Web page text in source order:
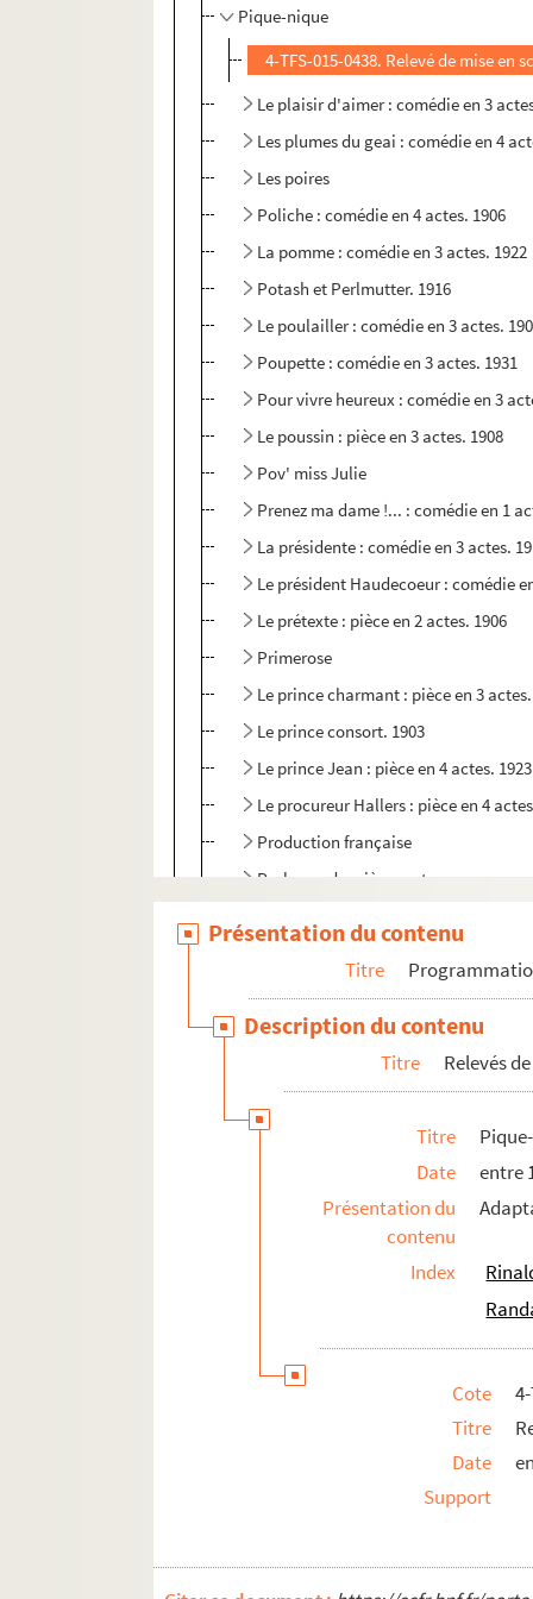
Pique-nique
4-TFS-015-0438. Relevé de mise en
Le plaisir d'aimer : comédie en 3
Les plumes du geai : comédie en 4
Les poires
Poliche : comédie en 4 actes. 1906
La pomme : comédie en 3 actes. 1922
Potash et Perlmutter. 1916
Le poulailler : comédie en 3 actes.
Poupette : comédie en 3 actes. 1931
Pour vivre heureux : comédie en 3
Le poussin : pièce en 3 actes. 1908
Pov' miss Julie
Prenez ma dame !... : comédie en 1
La présidente : comédie en 3 actes.
Le président Haudecoeur : comédie
Le prétexte : pièce en 2 actes. 1906
Primerose
Le prince charmant : pièce en 3
Le prince consort. 1903
Le prince Jean : pièce en 4 actes. 1923
Le procureur Hallers : pièce en 4
Production française
Prologue deuxième acte
Le quadrille : 2 actes. 1902
Quadrille : comédie en 6 actes. 1937
Quand il y en a pour deux : comédie
La 40 C.V. du roi : comédie en 3 actes.
Quart de soupir : fantaisie en 1 acte.
Qu'en dit l'abbé ? : opérette en 3
Que Suzanne n'en sache rien. 1899
Qui a peur de Virginia Woolf ? 1964
Le rabatteur : comédie en 3 actes.
La race : pièce en 3 actes. 1917
La rafale : pièce en 3 actes. 1905
Raffles : pièce en 4 actes. 1907
La rampe : pièce en 3 actes. 1909
Présentation du contenu
Titre
Description du contenu
Titre Relevés
Titre
Date
entre
Présentation du
contenu
Index
Cote
Titre
Date
Support